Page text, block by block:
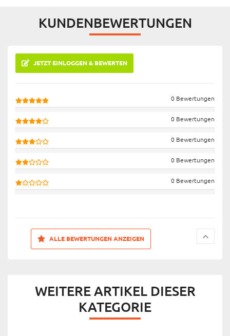
KUNDENBEWERTUNGEN
JETZT EINLOGGEN & BEWERTEN
0 Bewertungen
0 Bewertungen
0 Bewertungen
0 Bewertungen
0 Bewertungen
ALLE BEWERTUNGEN ANZEIGEN
WEITERE ARTIKEL DIESER
KATEGORIE